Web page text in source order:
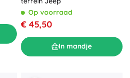
Op voorraad
€ 45,50
In mandje